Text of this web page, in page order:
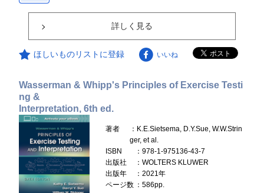
詳しく見る
ほしいものリストに登録 いいね
Wasserman & Whipp's Principles of Exercise Testi
ng &
Interpretation, 6th ed.
著者
：K.E.Sietsema, D.Y.Sue, W.W.Strin
ger, et al.
ISBN
：978-1-975136-43-7
出版社
：WOLTERS KLUWER
出版年
：2021年
ページ数 ：586pp.